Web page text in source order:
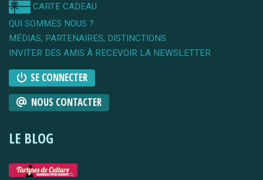
CARTE CADEAU
QUI SOMMES NOUS ?
MÉDIAS, PARTENAIRES, DISTINCTIONS
INVITER DES AMIS À RECEVOIR LA NEWSLETTER
SE CONNECTER
NOUS CONTACTER
LE BLOG